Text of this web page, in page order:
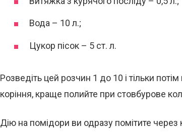
Вода – 10 л.;
Цукор пісок – 5 ст. л.
Розведіть цей розчин 1 до 10 і тільки
коріння, краще полийте при стовбурове
Дію на помідори ви одразу помітите через